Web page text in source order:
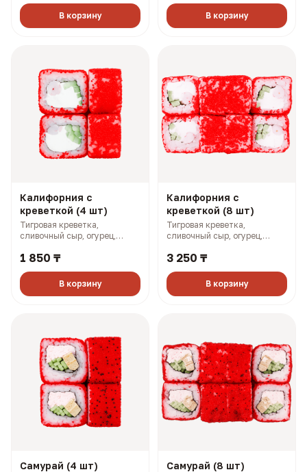
В корзину В корзину
Калифорния с
креветкой (4 шт)
Тигровая креветка,
сливочный сыр, огурец,
1 850 ₸
В корзину
Калифорния с
креветкой (8 шт)
Тигровая креветка,
сливочный сыр, огурец,
3 250 ₸
В корзину
Самурай (4 шт) Самурай (8 шт)